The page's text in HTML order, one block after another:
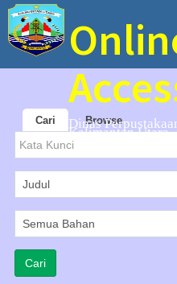
Dinas
Kalimantan Utara
Cari Browse